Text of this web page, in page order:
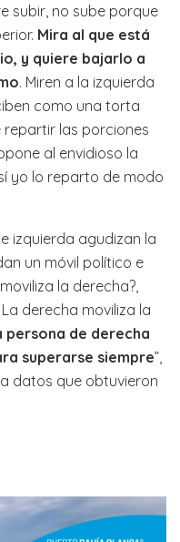
subir, no sube porque
Mira al que está
y quiere bajarlo a
. Miren a la izquierda
como una torta
las porciones
al envidioso la
yo lo reparto de modo
izquierda agudizan la
un móvil político e
la derecha?,
derecha moviliza la
persona de derecha
superarse siempre”,
datos que obtuvieron